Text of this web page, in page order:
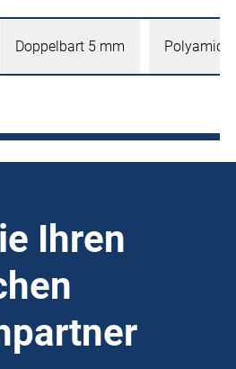
Doppelbart 5 mm Polyamid
Ihren